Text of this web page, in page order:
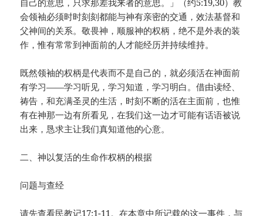
自己的意思，只求那差我来者的意思。」（约5:19,30）教
会领袖必须时时刻刻都能与神有亲密的交通，效法基督和
父神间的关系。敬畏神，顺服神的权柄，绝不是外表的装
作，惟有常常到神面前的人才能经历并持续维持。
既然领袖的权柄是代表而不是自己的，就必须活在神面前
有学习——学习听见，学习知道，学习明白。借由读经、
祷告，和充满圣灵的生活，时刻不断的活在主面前，也惟
有在神那一边有所看见，在我们这一边才可能有话语被说
出来，恳求主让我们真知道他的心意。
二、神以复活的生命作权柄的根据
问题与查经
请先查看民教记17:1-11。在本章中所记载的这一事件，与